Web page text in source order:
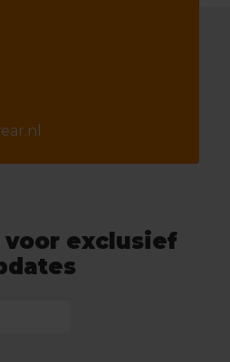
exclusief